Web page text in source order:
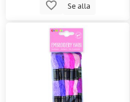
Se alla